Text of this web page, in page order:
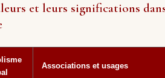
et leurs significations
Associations et usages